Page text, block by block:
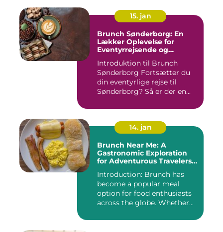
15. jan
Brunch Sønderborg: En
Lækker Oplevelse for
Eventyrrejsende og
Introduktion til Brunch
Sønderborg Fortsætter du
din eventyrlige rejse til
Sønderborg? Så er der en...
14. jan
Brunch Near Me: A
Gastronomic Exploration
for Adventurous Travelers
Introduction: Brunch has
become a popular meal
option for food enthusiasts
across the globe. Whether...